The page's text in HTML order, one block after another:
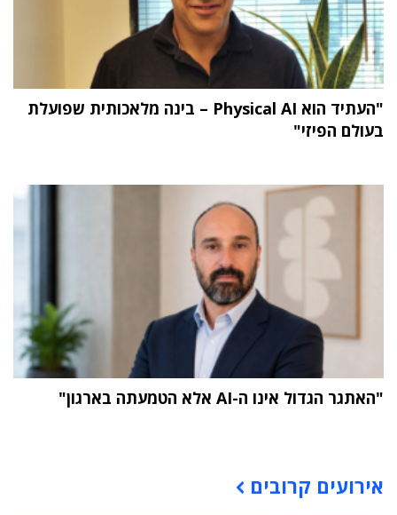
"העתיד הוא Physical AI – בינה מלאכותית שפועלת
בעולם הפיזי"
"האתגר הגדול אינו ה-AI אלא הטמעתה בארגון"
אירועים קרובים